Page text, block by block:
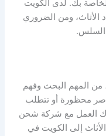
بك. لدى الكويت
الأثاث، ومن الضروري
السلس.
من المهم البحث وفهم
محظورة أو تتطلب
العمل مع شركة شحن
إلى الكويت في